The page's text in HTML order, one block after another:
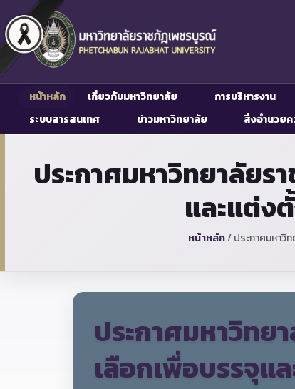
หน้าหลัก เกี่ยวกับมหาวิทยาลัย การบริหารงาน
ระบบสารสนเทศ
ข่าวมหาวิทยาลัย สิ่งอำนวย
ประกาศมหาวิทยาลัยร
และแต่ง
หน้าหลัก/ ประกาศมหาวิ
ประกาศมหาวิทย
เลือกเพื่อบรรจุ